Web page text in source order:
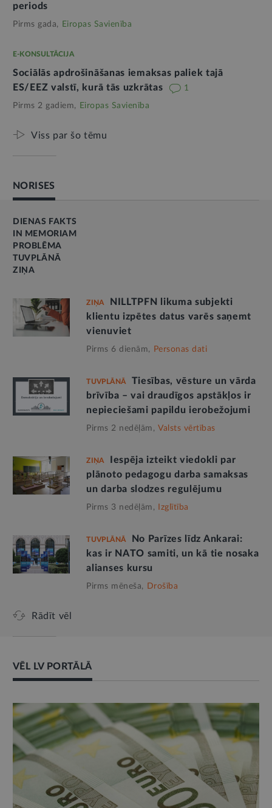
periods
Pirms gada, Eiropas Savienība
E-KONSULTĀCIJA
Sociālās apdrošināšanas iemaksas paliek tajā
ES/EEZ valstī, kurā tās uzkrātas
1
Pirms 2 gadiem, Eiropas Savienība
Viss par šo tēmu
NORISES
DIENAS FAKTS
IN MEMORIAM
PROBLĒMA
TUVPLĀNĀ
ZIŅA
ZIŅA
NILLTPFN likuma subjekti
klientu izpētes datus varēs saņemt
vienuviet
Pirms 6 dienām, Personas dati
TUVPLĀNĀ
Tiesības, vēsture un vārda
brīvība – vai draudīgos apstākļos ir
nepieciešami papildu ierobežojumi
Pirms 2 nedēļām, Valsts vērtības
ZIŅA
Iespēja izteikt viedokli par
plānoto pedagogu darba samaksas
un darba slodzes regulējumu
Pirms 3 nedēļām, Izglītība
TUVPLĀNĀ
No Parīzes līdz Ankarai:
kas ir NATO samiti, un kā tie nosaka
alianses kursu
Pirms mēneša, Drošība
Rādīt vēl
VĒL LV PORTĀLĀ